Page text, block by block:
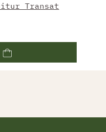
Transat